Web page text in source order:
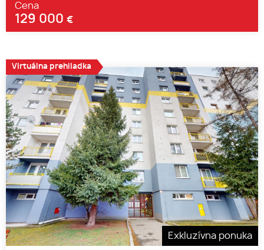
Cena
129 000 €
Exkluzívna ponuka
Virtuálna prehliadka